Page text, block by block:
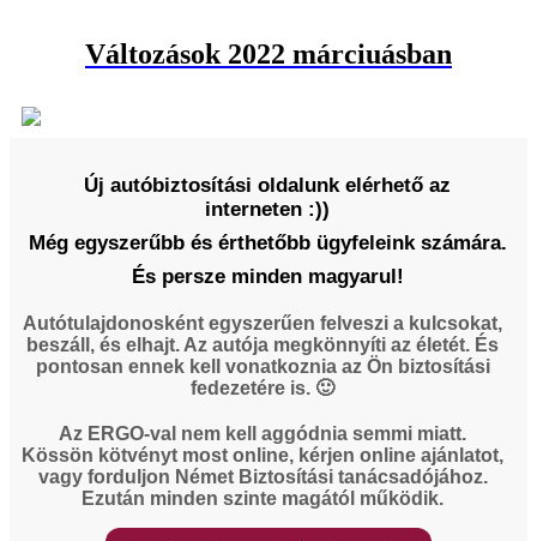
Változások 2022 márciuásban
Új autóbiztosítási oldalunk elérhető az
interneten :))
Még egyszerűbb és érthetőbb ügyfeleink számára.
És persze minden magyarul!
Autótulajdonosként egyszerűen felveszi a kulcsokat,
beszáll, és elhajt. Az autója megkönnyíti az életét. És
pontosan ennek kell vonatkoznia az Ön biztosítási
fedezetére is. 🙂
Az ERGO-val nem kell aggódnia semmi miatt.
Kössön kötvényt most online, kérjen online ajánlatot,
vagy forduljon Német Biztosítási tanácsadójához.
Ezután minden szinte magától működik.